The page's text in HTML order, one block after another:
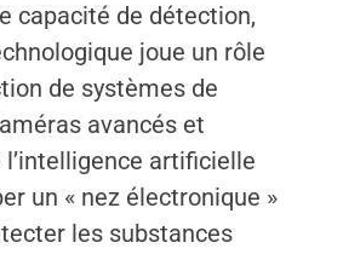
capacité de détection,
joue un rôle
de systèmes de
avancés et
l’intelligence artificielle
un « nez électronique »
les substances